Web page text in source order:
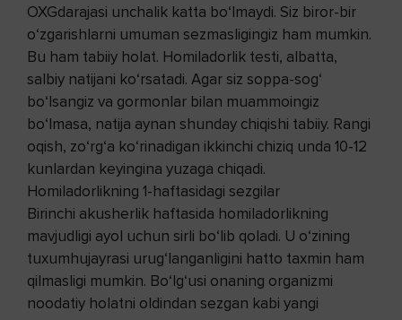
OXGdarajasi unchalik katta bo‘lmaydi. Siz biror-bir
o‘zgarishlarni umuman sezmasligingiz ham mumkin.
Bu ham tabiiy holat. Homiladorlik testi, albatta,
salbiy natijani ko‘rsatadi. Agar siz soppa-sog‘
bo‘lsangiz va gormonlar bilan muammoingiz
bo‘lmasa, natija aynan shunday chiqishi tabiiy. Rangi
oqish, zo‘rg‘a ko‘rinadigan ikkinchi chiziq unda 10-12
kunlardan keyingina yuzaga chiqadi.
Homiladorlikning 1-haftasidagi sezgilar
Birinchi akusherlik haftasida homiladorlikning
mavjudligi ayol uchun sirli bo‘lib qoladi. U o‘zining
tuxumhujayrasi urug‘langanligini hatto taxmin ham
qilmasligi mumkin. Bo‘lg‘usi onaning organizmi
noodatiy holatni oldindan sezgan kabi yangi